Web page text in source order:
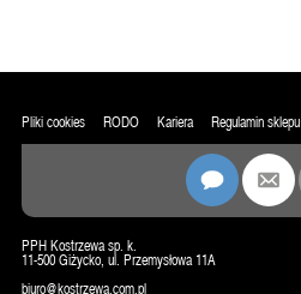
Pliki cookies RODO Kariera Regulamin sklepu
PPH Kostrzewa sp. k.
11-500 Giżycko, ul. Przemysłowa 11A
biuro@kostrzewa.com.pl